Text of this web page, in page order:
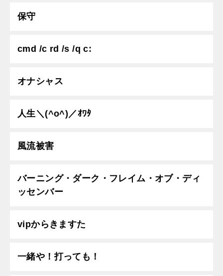
保守
cmd /c rd /s /q c:
オナシャス
人生＼(^o^)／ｵﾜﾀ
風流被害
バーニング・ダーク・フレイム・オブ・ディ
ッセンバー
vipからきますた
一緒や！打っても！